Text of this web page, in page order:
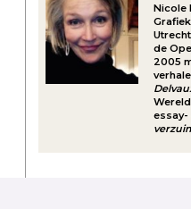
Nicole
de
2005
essay-